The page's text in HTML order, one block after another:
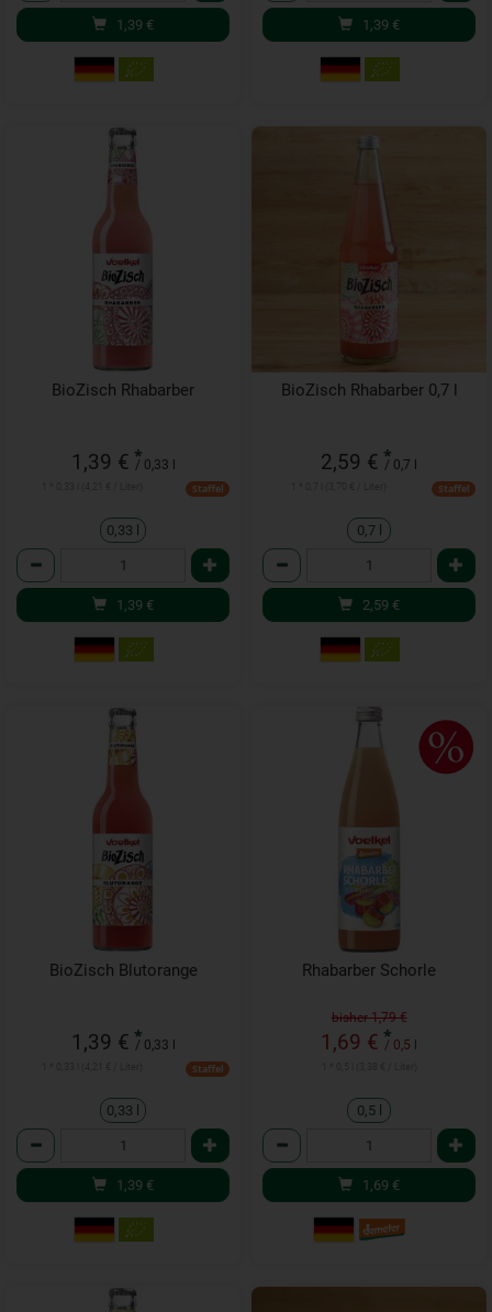
1,39 € 1,39 €
BioZisch Rhabarber
1,39 € *
/ 0,33 l
Staffel
0,33 l
Anzahl
1,39 €
BioZisch Rhabarber 0,7 l
2,59 € *
/ 0,7 l
Staffel
0,7 l
Anzahl
2,59 €
BioZisch Blutorange
1,39 € *
/ 0,33 l
Staffel
0,33 l
Anzahl
1,39 €
Rhabarber Schorle
bisher 1,79 €
1,69 € *
/ 0,5 l
0,5 l
Anzahl
1,69 €